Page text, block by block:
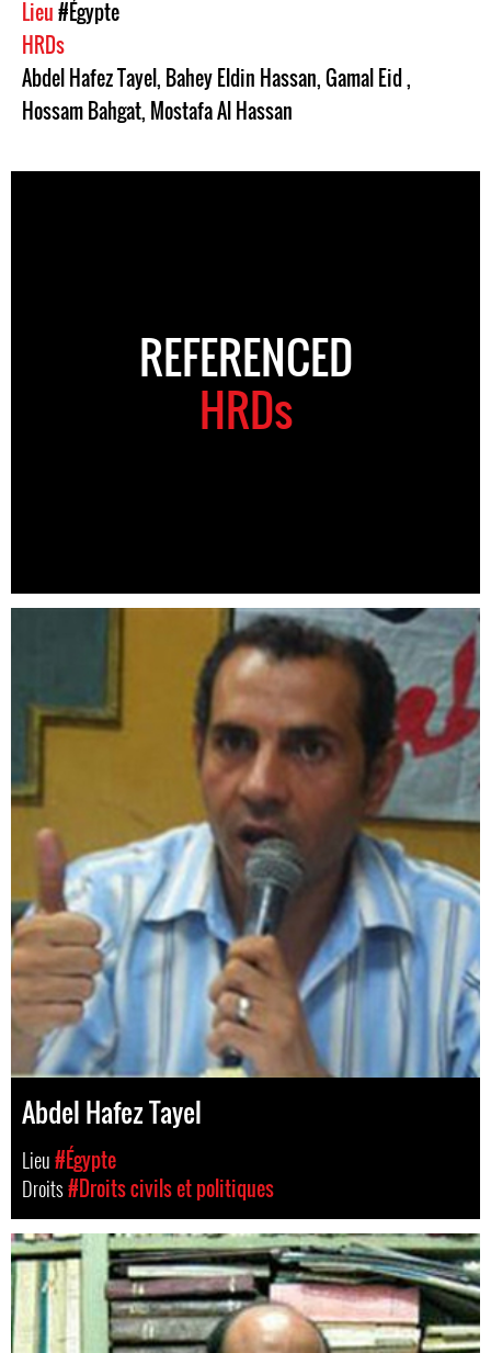
Lieu#Égypte
HRDs
Abdel Hafez Tayel, Bahey Eldin Hassan,Gamal Eid,
Hossam Bahgat, Mostafa Al Hassan
REFERENCED
HRDs
Abdel Hafez Tayel
Lieu#Égypte
Droits#Droits civils et politiques